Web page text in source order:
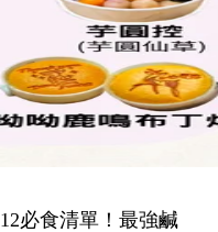
必食清單！最強鹹